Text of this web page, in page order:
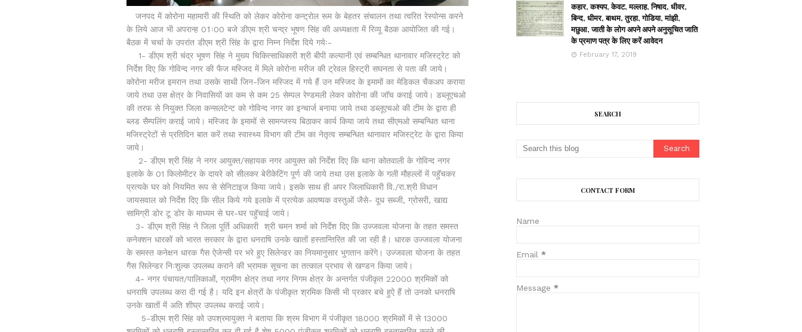
जनपद में कोरोना महामारी की स्थिति को लेकर कोरोना कन्ट्रोल रूम के बेहतर संचालन तथा त्वरित रेस्पोन्स करने
के लिये आज भी अपरान्ह 01ः00 बजे डीएम श्री चन्द्र भूषण सिंह की अध्यक्षता में रिव्यू बैठक आयोजित की गई।
बैठक में चर्चा के उपरांत डीएम श्री सिंह के द्वारा निम्न निर्देश दिये गयेः-
1- डीएम श्री चंद्र भूषण सिंह ने मुख्य चिकित्साधिकारी श्री बीपी कल्यानी एवं सम्बन्धित थानावार मजिस्ट्रेट को
निर्देश दिए कि गोविन्द नगर की फैज मस्जिद में मिले कोरोना मरीज की ट्रेवल हिस्ट्री सघनता से पता की जाये।
कोरोना मरीज इमरान तथा उसके साथी जिन-जिन मस्जिद में गये हैं उन मस्जिद के इमामों का मेडिकल चैकअप कराया
जाये तथा उस क्षेत्र के निवासियों का कम से कम 25 सेम्पल रेण्डमली लेकर कोरोना की जाॅच कराई जाये। डब्लूएचओ
की तरफ से नियुक्त जिला कन्सलटेन्ट को गोविन्द नगर का इन्चार्ज बनाया जाये तथा डब्लूएचओ की टीम के द्वारा ही
ब्लड सैम्पलिंग कराई जाये। मस्जिद के इमामों से सामन्जस्य बिठाकर कार्य किया जाये तथा सीएमओ सम्बन्धित थाना
मजिस्ट्रेटों से प्रतिदिन बात करें तथा स्वास्थ्य विभाग की टीम का नेतृत्व सम्बन्धित थानावार मजिस्ट्रेट के द्वारा किया
जाये।
2- डीएम श्री सिंह ने नगर आयुक्त/सहायक नगर आयुक्त को निर्देश दिए कि थाना कोतवाली के गोविन्द नगर
इलाके के 01 किलोमीटर के दायरे को सीलकर बेरीकेटिंग पूर्ण की जाये तथा उस इलाके के गली मौहल्लों में पहुॅचकर
प्रत्यके घर को नियमित रूप से सेनिटाइज किया जाये। इसके साथ ही अपर जिलाधिकारी वि./रा.श्री विधान
जायसवाल को निर्देश दिए कि सील किये गये इलाके में प्रत्येक आवष्यक वस्तुओं जैसे- दूध सब्जी, ग्रोसरी, खाद्य
सामिग्री डोर टू डोर के माध्यम से घर-घर पहुॅचाई जाये।
3- डीएम श्री सिंह ने जिला पूर्ति अधिकारी
श्री चमन शर्मा को निर्देश दिए कि उज्जवला योजना के तहत समस्त
कनेक्शन धारकों को भारत सरकार के द्वारा धनराषि उनके खातों हस्तान्तिरित की जा रही है। धारक उज्जवला योजना
के समस्त कनेक्षन धारक गैस ऐजेन्सी पर भरे हुए सिलेन्डर का नियमानुसार भुगतान करेंगे। उज्जवला योजना के तहत
गैस सिलेन्डर निःशुल्क उपलब्ध कराने की भ्रामक सूचना का तत्काल प्रभाव से खण्डन किया जाये।
4- नगर पंचायत/पालिकाओं, ग्रामीण क्षेत्र तथा नगर निगम क्षेत्र के अन्तर्गत पंजीकृत 22000 श्रमिकों को
धनराषि उपलब्ध करा दी गई है। यदि इन क्षेत्रों के पंजीकृत श्रमिक किसी भी प्रकार बचे हुऐ हैं तो उनको धनराषि
उनके खातों में अति शीघ्र उपलब्ध कराई जाये।
5-डीएम श्री सिंह को उपश्रमायुक्त ने बताया कि श्रम विभाग में पंजीकृत 18000 श्रमिकों में से 13000
कहार, कश्यप, केवट, मल्लाह, निषाद, धीवर,
बिन्द, धीमर, बाथम, तुरहा, गोडिया, मांझी,
मछुआ, जाती के लोग अपने अपने अनुसूचित जाति
के प्रमाण पत्र के लिए करें आवेदन
February 17, 2019
SEARCH
CONTACT FORM
Name
Email*
Message*